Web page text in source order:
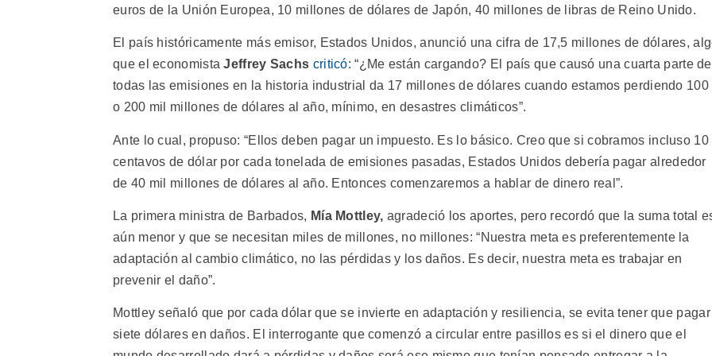
euros de la Unión Europea, 10 millones de dólares de Japón, 40 millones de libras de Reino Unido.
El país históricamente más emisor, Estados Unidos, anunció una cifra de 17,5 millones de dólares,
que el economistaJeffrey Sachs criticó: “¿Me están cargando? El país que causó una cuarta parte de
todas las emisiones en la historia industrial da 17 millones de dólares cuando estamos perdiendo 100
o 200 mil millones de dólares al año, mínimo, en desastres climáticos”.
Ante lo cual, propuso: “Ellos deben pagar un impuesto. Es lo básico. Creo que si cobramos incluso 10
centavos de dólar por cada tonelada de emisiones pasadas, Estados Unidos debería pagar alrededor
de 40 mil millones de dólares al año. Entonces comenzaremos a hablar de dinero real”.
La primera ministra de Barbados, Mía Mottley, agradeció los aportes, pero recordó que la suma total
aún menor y que se necesitan miles de millones, no millones: “Nuestra meta es preferentemente la
adaptación al cambio climático, no las pérdidas y los daños. Es decir, nuestra meta es trabajar en
prevenir el daño”.
Mottley señaló que por cada dólar que se invierte en adaptación y resiliencia, se evita tener que pagar
siete dólares en daños. El interrogante que comenzó a circular entre pasillos es si el dinero que el